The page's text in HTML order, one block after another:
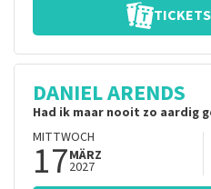
DANIEL ARENDS
Had ik maar nooit zo aardig
MITTWOCH
17MÄRZ
2027